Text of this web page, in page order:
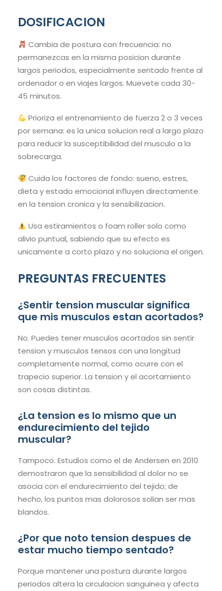
DOSIFICACION
Cambia de postura con frecuencia: no
permanezcas en la misma posicion durante
largos periodos, especialmente sentado frente al
ordenador o en viajes largos. Muevete cada 30-
45 minutos.
Prioriza el entrenamiento de fuerza 2 o 3 veces
por semana: es la unica solucion real a largo plazo
para reducir la susceptibilidad del musculo a la
sobrecarga.
Cuida los factores de fondo: sueno, estres,
dieta y estado emocional influyen directamente
en la tension cronica y la sensibilizacion.
Usa estiramientos o foam roller solo como
alivio puntual, sabiendo que su efecto es
unicamente a corto plazo y no soluciona el origen.
PREGUNTAS FRECUENTES
¿Sentir tension muscular significa
que mis musculos estan acortados?
No. Puedes tener musculos acortados sin sentir
tension y musculos tensos con una longitud
completamente normal, como ocurre con el
trapecio superior. La tension y el acortamiento
son cosas distintas.
¿La tension es lo mismo que un
endurecimiento del tejido
muscular?
Tampoco. Estudios como el de Andersen en 2010
demostraron que la sensibilidad al dolor no se
asocia con el endurecimiento del tejido; de
hecho, los puntos mas dolorosos solian ser mas
blandos.
¿Por que noto tension despues de
estar mucho tiempo sentado?
Porque mantener una postura durante largos
periodos altera la circulacion sanguinea y afecta